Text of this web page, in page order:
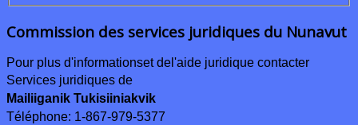
Commission des services juridiques du Nunavut
Pour plus d'informationset de l'aide juridique contacter
Services juridiques de
Mailiiganik Tukisiiniakvik
Téléphone: 1-867-979-5377